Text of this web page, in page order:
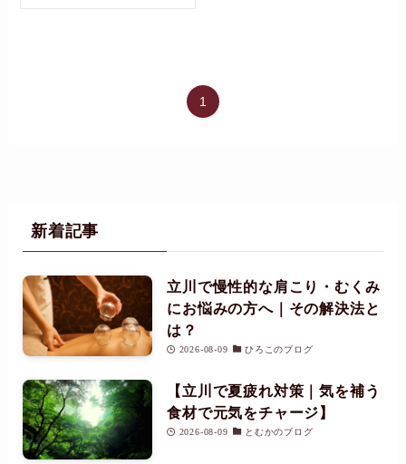
1
新着記事
立川で慢性的な肩こり・むくみ
にお悩みの方へ｜その解決法と
は？
2026-08-09 ひろこのブログ
【立川で夏疲れ対策｜気を補う
食材で元気をチャージ】
2026-08-09 とむかのブログ